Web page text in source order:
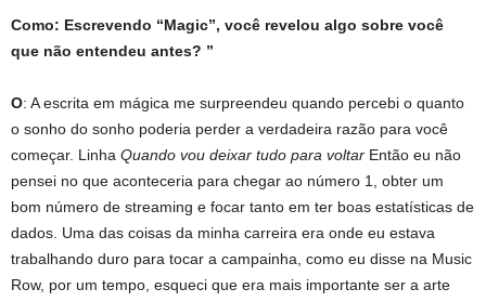
Como: Escrevendo “Magic”, você revelou algo sobre você
que não entendeu antes? ”
O: A escrita em mágica me surpreendeu quando percebi o quanto
o sonho do sonho poderia perder a verdadeira razão para você
começar. Linha Quando vou deixar tudo para voltar Então eu não
pensei no que aconteceria para chegar ao número 1, obter um
bom número de streaming e focar tanto em ter boas estatísticas de
dados. Uma das coisas da minha carreira era onde eu estava
trabalhando duro para tocar a campainha, como eu disse na Music
Row, por um tempo, esqueci que era mais importante ser a arte